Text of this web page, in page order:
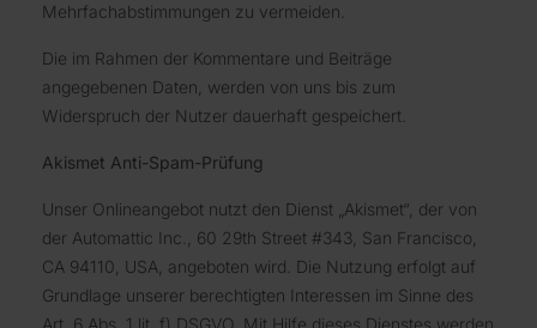
Mehrfachabstimmungen zu vermeiden.
Die im Rahmen der Kommentare und Beiträge
angegebenen Daten, werden von uns bis zum
Widerspruch der Nutzer dauerhaft gespeichert.
Akismet Anti-Spam-Prüfung
Unser Onlineangebot nutzt den Dienst „Akismet“, der von
der Automattic Inc., 60 29th Street #343, San Francisco,
CA 94110, USA, angeboten wird. Die Nutzung erfolgt auf
Grundlage unserer berechtigten Interessen im Sinne des
Art. 6 Abs. 1 lit. f) DSGVO. Mit Hilfe dieses Dienstes werden